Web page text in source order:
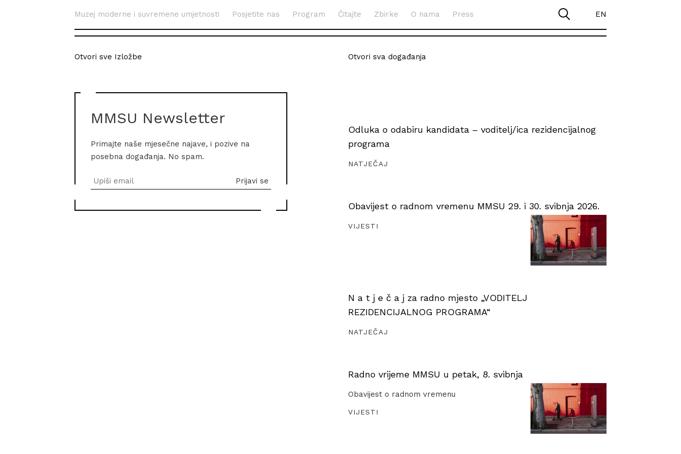
Muzej moderne i suvremene umjetnosti Posjetite nas Program Čitajte Zbirke O nama Press EN
Otvori sve Izložbe
MMSU Newsletter
Primajte naše mjesečne najave, i pozive na
posebna događanja. No spam.
Otvori sva događanja
Odluka o odabiru kandidata – voditelj/ica rezidencijalnog
programa
NATJEČAJ
Obavijest o radnom vremenu MMSU 29. i 30. svibnja 2026.
VIJESTI
N a t j e č a j za radno mjesto „VODITELJ
REZIDENCIJALNOG PROGRAMA“
NATJEČAJ
Radno vrijeme MMSU u petak, 8. svibnja
Obavijest o radnom vremenu
VIJESTI